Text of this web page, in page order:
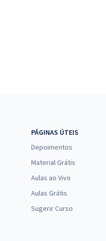
PÁGINAS ÚTEIS
Depoimentos
Material Grátis
Aulas ao Vivo
Aulas Grátis
Sugerir Curso